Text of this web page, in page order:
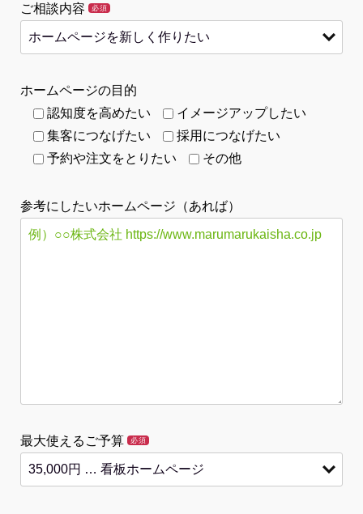
ご相談内容 必須
ホームページの目的
認知度を高めたい
イメージアップしたい
集客につなげたい
採用につなげたい
予約や注文をとりたい
その他
参考にしたいホームページ（あれば）
最大使えるご予算 必須